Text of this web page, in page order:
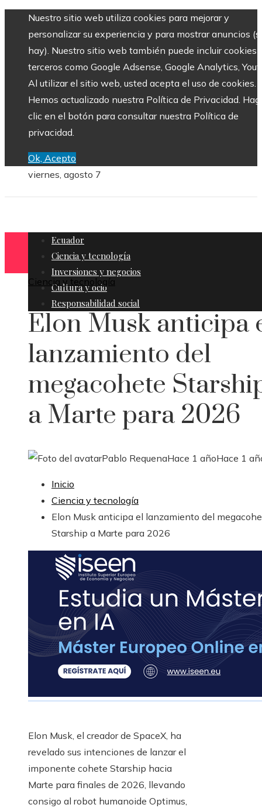
Nuestro sitio web utiliza cookies para mejorar y
personalizar su experiencia y para mostrar anuncios
hay). Nuestro sitio web también puede incluir cookies
terceros como Google Adsense, Google Analytics,
Al utilizar el sitio web, usted acepta el uso de cookies.
Hemos actualizado nuestra Política de Privacidad.
clic en el botón para consultar nuestra Política de
privacidad.
Ok, Acepto
viernes, agosto 7
Ecuador
Ciencia y tecnología
Inversiones y negocios
Cultura y ocio
Responsabilidad social
Ciencia y tecnología
Elon Musk anticipa
lanzamiento del
megacohete
a Marte para 2026
Pablo RequenaHace 1 añoHace 1
Inicio
Ciencia y tecnología
Elon Musk anticipa el lanzamiento del
Starship a Marte para 2026
Elon Musk, el creador de SpaceX, ha
revelado sus intenciones de lanzar el
imponente cohete Starship hacia
Marte para finales de 2026, llevando
consigo al robot humanoide Optimus,